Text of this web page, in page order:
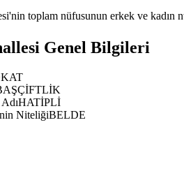
toplam nüfusunun erkek ve kadın
Genel Bilgileri
HATİPLİ
NiteliğiBELDE